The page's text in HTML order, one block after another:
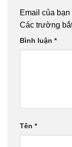
Email của
Các trường
Bình luận *
Tên *